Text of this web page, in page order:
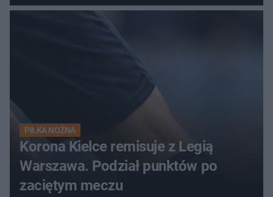
PIŁKA NOŻNA
Korona Kielce remisuje z Legią
Warszawa. Podział punktów po
zaciętym meczu